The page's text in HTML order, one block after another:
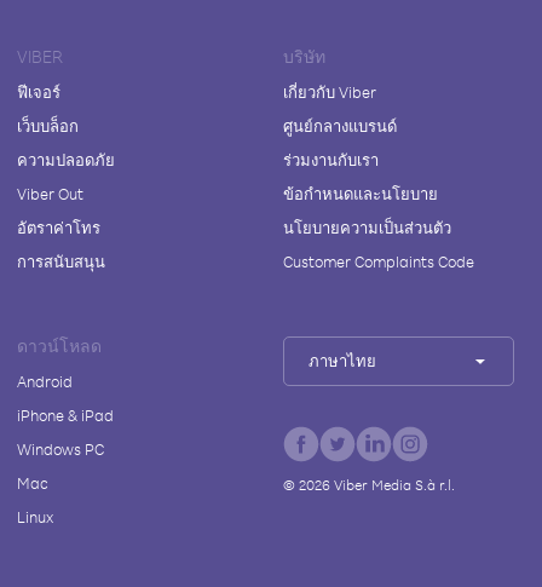
VIBER
ฟีเจอร์
เว็บบล็อก
ความปลอดภัย
Viber Out
อัตราค่าโทร
การสนับสนุน
บริษัท
เกี่ยวกับ Viber
ศูนย์กลางแบรนด์
ร่วมงานกับเรา
ข้อกำหนดและนโยบาย
นโยบายความเป็นส่วนตัว
Customer Complaints Code
ดาวน์โหลด
Android
iPhone & iPad
Windows PC
Mac
Linux
ภาษาไทย
© 2026Viber Media S.à r.l.